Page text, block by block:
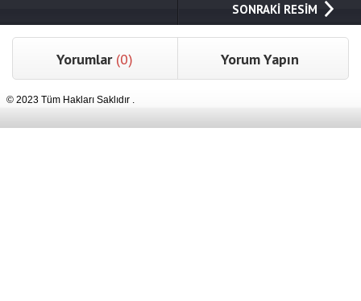
SONRAKİ RESİM
Yorumlar (0) Yorum Yapın
© 2023 Tüm Hakları Saklıdır .